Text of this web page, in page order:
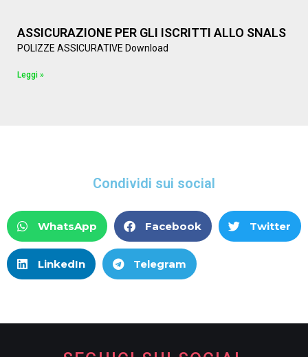
ASSICURAZIONE PER GLI ISCRITTI ALLO SNALS
POLIZZE ASSICURATIVE Download
Leggi »
Condividi sui social
WhatsApp Facebook Twitter
LinkedIn Telegram